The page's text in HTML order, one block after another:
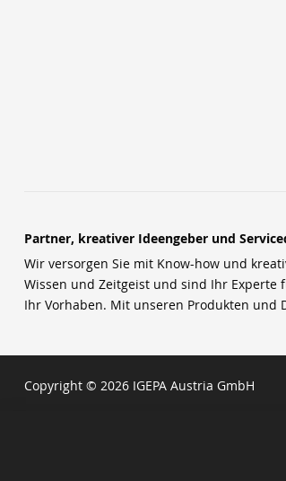
Partner, kreativer Ideengeber und
Wir versorgen Sie mit Know-how und
Wissen und Zeitgeist und sind Ihr Experte
Ihr Vorhaben. Mit unseren Produkten
Copyright © 2026 IGEPA Austria GmbH